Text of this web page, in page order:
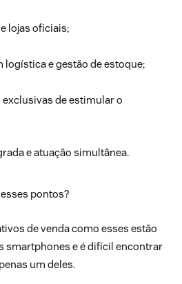
lojas oficiais;
logística e gestão de estoque;
de estimular o
e atuação simultânea.
pontos?
de venda como esses estão
smartphones e é difícil encontrar
um deles.